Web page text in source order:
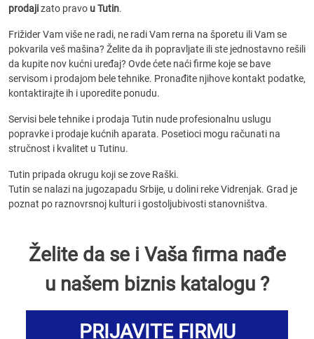
prodajizato pravo u Tutin.
Frižider Vam više ne radi, ne radi Vam rerna na šporetu ili Vam se
pokvarila veš mašina? Želite da ih popravljate ili ste jednostavno rešili
da kupite nov kućni uređaj? Ovde ćete naći firme koje se bave
servisom i prodajom bele tehnike. Pronađite njihove kontakt podatke,
kontaktirajte ih i uporedite ponudu.
Servisi bele tehnike i prodaja Tutin nude profesionalnu uslugu
popravke i prodaje kućnih aparata. Posetioci mogu računati na
stručnost i kvalitet u Tutinu.
Tutin pripada okrugu koji se zove Raški.
Tutin se nalazi na jugozapadu Srbije, u dolini reke Vidrenjak. Grad je
poznat po raznovrsnoj kulturi i gostoljubivosti stanovništva.
Želite da se i Vaša firma nađe
u našem biznis katalogu ?
PRIJAVITE FIRMU